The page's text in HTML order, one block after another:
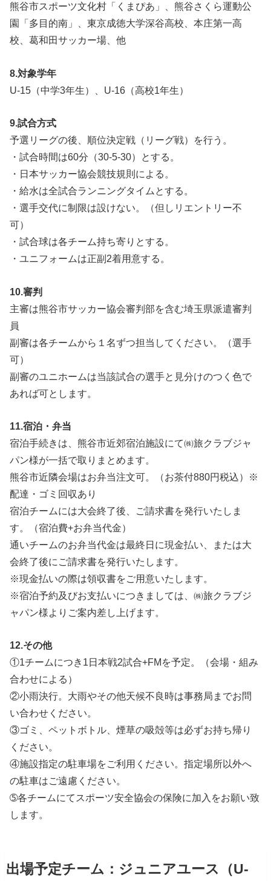
熊谷市スポーツ文化村「くまぴあ」、熊谷さくら運動公
園「多目的南」、東京成徳大学深谷高校、本庄第一高
校、葛和田サッカー場、他
8.対象学年
U-15（中学3年生）、U-16（高校1年生）
9.試合方式
予選リーグの後、順位決定戦（リーグ戦）を行う。
・試合時間は60分（30-5-30）とする。
・日本サッカー協会競技規則による。
・給水は全試合ランニングタイムとする。
・選手交代に制限は設けない。（但しリエントリー不
可）
・試合球は各チーム持ち寄りとする。
・ユニフォームは正副2着用意する。
10.審判
主審は熊谷市サッカー協会審判部を含む埼玉県派遣審判
員
副審は各チームから１名ずつ担当してください。（選手
可）
副審のユニホームは当該試合の選手と見分けのつく色で
あれば可とします。
11.宿泊・弁当
宿泊手続きは、熊谷市近郊宿泊施設にて㈱旅クラブジャ
パン様が一括で取りまとめます。
熊谷市近隣会場はお弁当注文可。（お茶付880円税込）※
配達・ゴミ回収あり
宿泊チームには大会終了後、ご請求書を発行いたしま
す。（宿泊費+お弁当代金）
通いチームのお弁当代金は最終日に現金払い、または大
会終了後にご請求書を発行いたします。
※現金払いの際は領収書をご用意いたします。
※宿泊予約及びお支払いにつきましては、㈱旅クラブジ
ャパン様よりご案内差し上げます。
12.その他
①1チームにつき1日本戦2試合+FMを予定。（会場・組み
合わせによる）
②小雨決行。大雨やその他天候不良時は事務局までお問
い合わせください。
③ゴミ、ペットボトル、煙草の吸殻等は必ずお持ち帰り
ください。
④施設指定の駐車場をご利用ください。指定場所以外へ
の駐車はご遠慮ください。
➄各チームにてスポーツ安全協会の保険に加入をお願い致
します。
出場予定チーム：ジュニアユース（U-